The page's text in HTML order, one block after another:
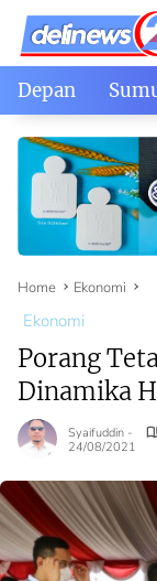
Skip
content
Depan
Home Ekonomi
Ekonomi
Porang
Dinamika
Syaifuddin -
24/08/2021